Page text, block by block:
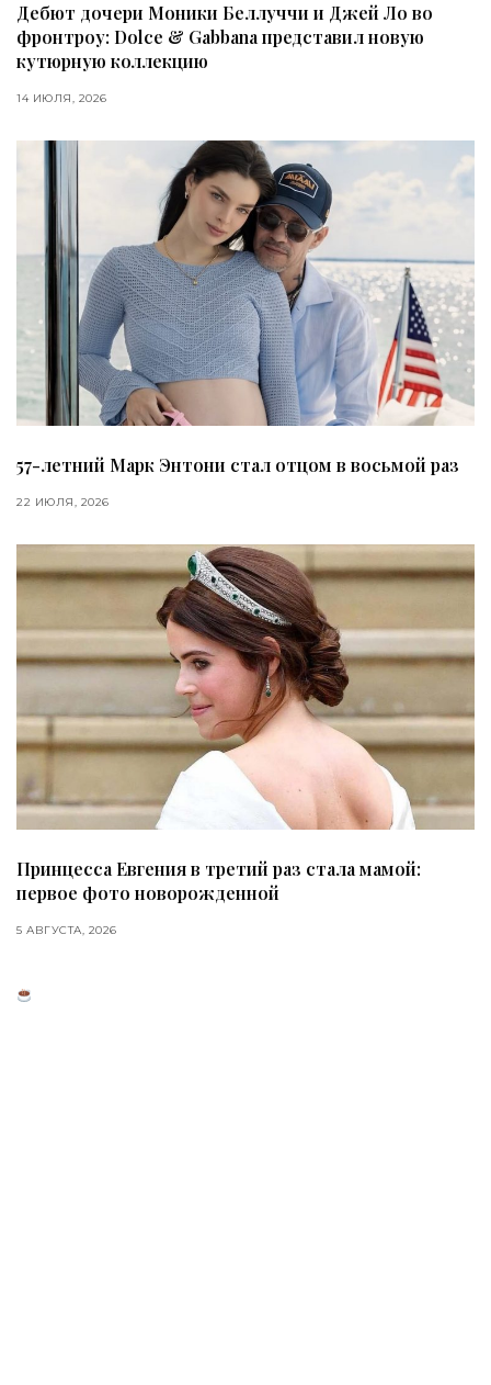
Дебют дочери Моники Беллуччи и Джей Ло во
фронтроу: Dolce & Gabbana представил новую
кутюрную коллекцию
14 ИЮЛЯ, 2026
57-летний Марк Энтони стал отцом в восьмой раз
22 ИЮЛЯ, 2026
Принцесса Евгения в третий раз стала мамой:
первое фото новорожденной
5 АВГУСТА, 2026